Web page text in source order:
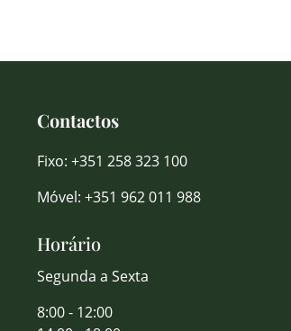
Contactos
Fixo: +351 258 323 100
Móvel: +351 962 011 988
Horário
Segunda a Sexta
8:00 - 12:00